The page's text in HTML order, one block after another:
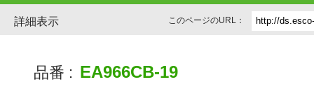
詳細表示 このページのURL：
品番 : EA966CB-19